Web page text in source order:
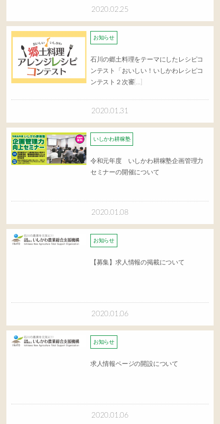
2020.02.25
お知らせ
石川の郷土料理をテーマにしたレシピコ
ンテスト「おいしい！いしかわレシピコ
ンテスト２次審[…]
2020.01.31
いしかわ耕稼塾
令和元年度 いしかわ耕稼塾企画管理力
セミナーの開催について
2020.01.08
お知らせ
【募集】求人情報の掲載について
2020.01.06
お知らせ
求人情報ページの開設について
2020.01.06